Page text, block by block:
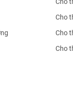
Cho
Cho
Cho